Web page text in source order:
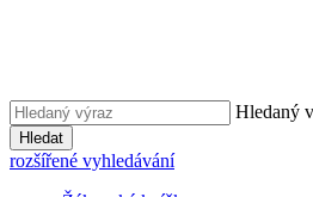
Hledaný
Hledat
rozšířené vyhledávání